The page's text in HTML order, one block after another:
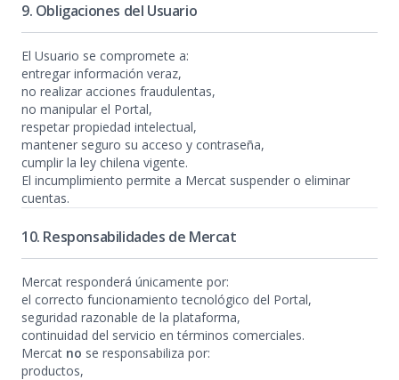
9. Obligaciones del Usuario
El Usuario se compromete a:
entregar información veraz,
no realizar acciones fraudulentas,
no manipular el Portal,
respetar propiedad intelectual,
mantener seguro su acceso y contraseña,
cumplir la ley chilena vigente.
El incumplimiento permite a Mercat suspender o eliminar
cuentas.
10. Responsabilidades de Mercat
Mercat responderá únicamente por:
el correcto funcionamiento tecnológico del Portal,
seguridad razonable de la plataforma,
continuidad del servicio en términos comerciales.
Mercat no se responsabiliza por:
productos,